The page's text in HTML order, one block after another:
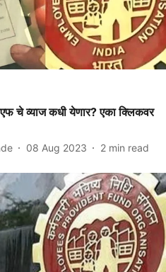
चे व्याज कधी येणार? एका क्लिकवर
08 Aug 2023 2 min read